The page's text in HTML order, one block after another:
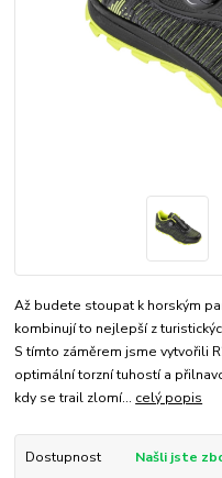
Až budete stoupat k horským
kombinují to nejlepší z
S tímto záměrem jsme vytvořili
optimální torzní tuhostí a
kdy se trail zlomí... celý popis
Dostupnost
Našli jste